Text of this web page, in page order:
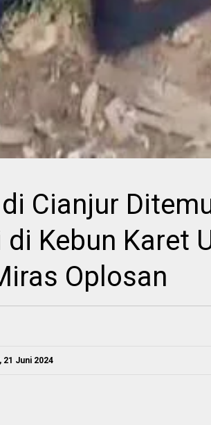
Cianjur
Kebun Karet
Oplosan
21 Juni 2024